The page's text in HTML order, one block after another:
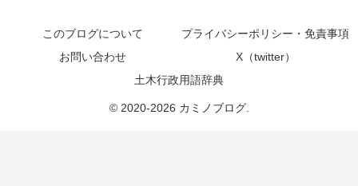
このブログについて
プライバシーポリシー・免責事項
お問い合わせ
X（twitter）
土木行政用語辞典
© 2020-2026 カミノブログ.